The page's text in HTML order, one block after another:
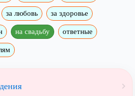
за любовь за здоровье
на свадьбу ответные